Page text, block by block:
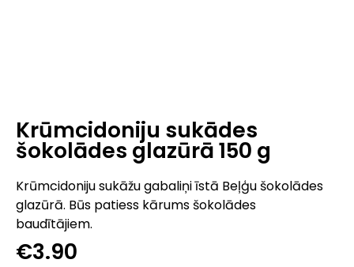
Krūmcidoniju sukādes
šokolādes glazūrā 150 g
Krūmcidoniju sukāžu gabaliņi īstā Beļģu šokolādes
glazūrā. Būs patiess kārums šokolādes
baudītājiem.
€3.90